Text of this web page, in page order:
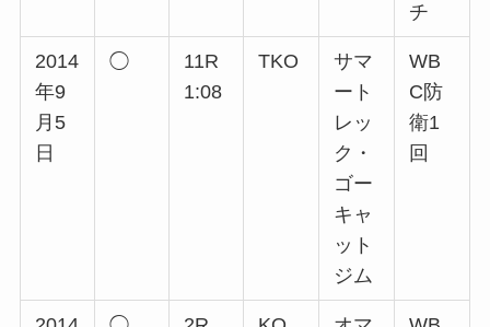
チ
2014
年9
月5
日
◯
11R
1:08
TKO
サマ
ート
レッ
ク・
ゴー
キャ
ット
ジム
WB
C防
衛1
回